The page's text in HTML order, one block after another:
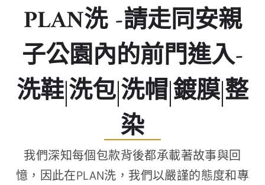
PLAN洗 -請走同安親
子公園內的前門進入-
洗鞋|洗包|洗帽|鍍膜|整
染
我們深知每個包款背後都承載著故事與回
憶，因此在PLAN洗，我們以嚴謹的態度和專